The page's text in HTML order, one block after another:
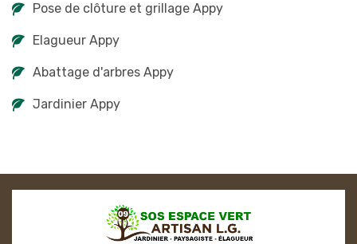
Pose de clôture et grillage Appy
Elagueur Appy
Abattage d'arbres Appy
Jardinier Appy